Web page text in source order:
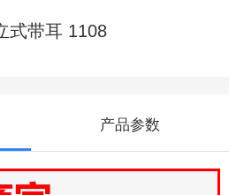
式带耳 1108
产品参数